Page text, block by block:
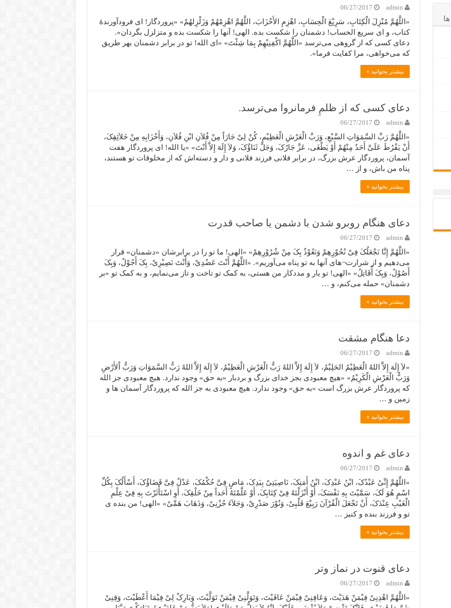
admin
06/27/2017
«اللَّهُمَّ مُنْزِلَ الْکِتَابِ، سَرِیْعَ الْحِسَابِ، اهْزِمِ الأَحْزَابَ، اللَّهُمَّ اهْزِمْهُمْ وَزَلْزِلهُمْ» «پروردگار! اى فرودآورندۀ
کتاب، و اى سریع الحساب! دشمنان را شکست بده. الهى! آنها را شکست بده و متزلزل بگردان».
دعای کسی که از گروهی می‌ترسد «اللَّهُمَّ اکْفِنِیْهِمْ بِمَا شِئْتَ» «اى الله! تو در برابر دشمنان بهر طریق
که می‌خواهى، مرا کفایت فرما».
بیشتر بخوانید »
دعای کسی که از ظلمِ فرمانروا می‌ترسد.
admin
06/27/2017
«اللَّهُمَّ رَبَّ السَّمَوَاتِ السَّبْعِ، وَرَبَّ الْعَرْشِ الْعَظِیْمِ، کُنْ لِیْ جَارَاً مِنْ فُلاَنِ ابْنِ فُلاَنِ، وَأَحْزَابِهِ مِنْ خَلاَئِقِکَ،
أَنْ یَفْرُطَ عَلَیَّ أَحَدٌ مِنْهُمْ أَوْ یَطْغَى، عَزَّ جَارُکَ، وَجَلَّ ثَنَاؤُکَ، وَلاَ إِلَهَ إِلاَّ أَنْتَ» «یا الله! اى پروردگار هفت
آسمان، پروردگار عرش بزرگ، در برابر فلانى فرزند فلانى و دار و دسته‌اش که از مخلوقات تو هستند،
پناه من باش، و از …
بیشتر بخوانید »
دعای هنگام روبرو شدن با دشمن یا صاحب قدرت
admin
06/27/2017
«اللَّهُمَّ إِنَّا نَجْعَلُکَ فِیْ نُحُوْرِهِمْ وَنَعُوْذُ بِکَ مِنْ شُرُوْرِهِمْ» «الهى! ما تو را در برابرشان «دشمنان» قرار
می‌دهیم و از شرارت¬هاى آنها به تو پناه می‌آوریم». «اللَّهُمَّ أَنْتَ عَضُدِیْ، وَأَنْتَ نَصِیْرِیْ، بِکَ أَجُوْلُ، وَبِکَ
أَصُوْلُ، وَبِکَ أُقَاتِلُ» «الهى! تو یار و مددکار من هستى، به کمک تو تاخت و تاز می‌نمایم، و به کمک تو «بر
دشمنان» حمله می‌کنم، و …
بیشتر بخوانید »
دعا هنگام مشقت
admin
06/27/2017
«لاَ إِلَهَ إِلاَّ اللهُ الْعَظِیْمُ الحَلِیْمُ، لاَ إِلَهَ إِلاَّ اللهُ رَبُّ الْعَرْشِ الْعَظِیْمُ، لاَ إِلَهَ إِلاَّ اللهُ رَبُّ السَّمَوَاتِ وَرَبُّ اْلأَرْضِ
وَرَبُّ الْعَرْشِ الْکَرِیْمُ» «هیچ معبودى بجز خداى بزرگ و بردبار «به حق» وجود ندارد. هیچ معبودى جز الله
که پروردگار عرش بزرگ است «به حق» وجود ندارد. هیچ معبودى به جز الله که پروردگار آسمان ها و
زمین و …
بیشتر بخوانید »
دعای غم و اندوه
admin
06/27/2017
«اللَّهُمَّ إِنِّیْ عَبْدُکَ، ابْنُ عَبْدِکَ، ابْنُ أَمَتِکَ، نَاصِیَتِیْ بِیَدِکَ، مَاضٍ فِیَّ حُکْمُکَ، عَدْلٌ فِیَّ قَضَاؤُکَ، أَسْأَلُکَ بِکُلِّ
اسْمٍ هُوَ لَکَ، سَمَّیْتَ بِهِ نَفْسَکَ، أَوْ أَنْزَلْتَهُ فِیْ کِتَابِکَ، أَوْ عَلَّمْتَهُ أَحَداً مِنْ خَلْقِکَ، أَوِ اسْتَأْثَرْتَ بِهِ فِیْ عِلْمِ
الْغَیْبِ عِنْدَکَ، أَنْ تَجْعَلَ الْقُرْآنَ رَبِیْعَ قَلْبِیْ، وَنُوْرَ صَدْرِیْ، وَجَلاَءَ حُزْنِیْ، وَذَهَابَ هَمِّیْ» «الهى! من بنده ى
تو و فرزند بنده و کنیز …
بیشتر بخوانید »
دعای قنوت در نماز وتر
admin
06/27/2017
«اللَّهُمَّ اهْدِنِیْ فِیْمَنْ هَدَیْتَ، وَعَافِنِیْ فِیْمَنْ عَافَیْتَ، وَتَوَلَّنِیْ فِیْمَنْ تَوَلَّیْتَ، وَبَارِکْ لِیْ فِیْمَا أَعْطَیْتَ، وَقِنِیْ